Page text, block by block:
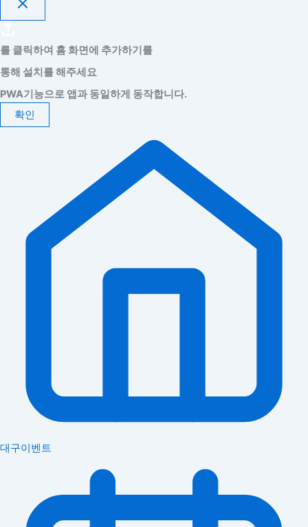
를 클릭하여 홈 화면에 추가하기를
통해 설치를 해주세요
PWA기능으로 앱과 동일하게 동작합니다.
확인
대구이벤트